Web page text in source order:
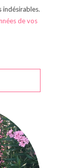
indésirables.
de vos